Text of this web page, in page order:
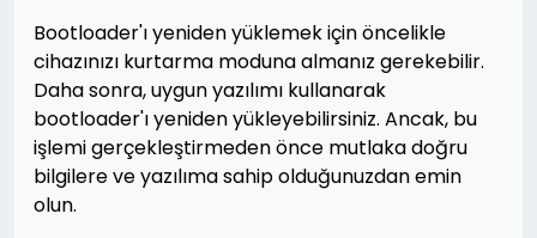
Bootloader'ı yeniden yüklemek için öncelikle
cihazınızı kurtarma moduna almanız gerekebilir.
Daha sonra, uygun yazılımı kullanarak
bootloader'ı yeniden yükleyebilirsiniz. Ancak, bu
işlemi gerçekleştirmeden önce mutlaka doğru
bilgilere ve yazılıma sahip olduğunuzdan emin
olun.